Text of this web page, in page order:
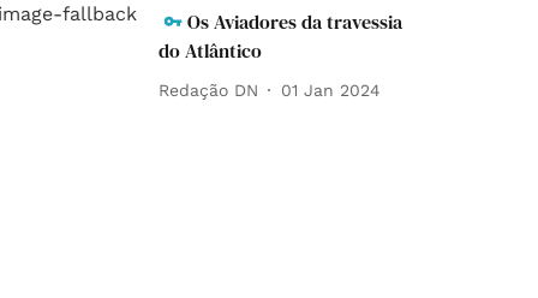
Os Aviadores da travessia
do Atlântico
Redação DN 01 Jan 2024